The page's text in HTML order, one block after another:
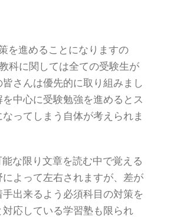
を進めることになりますの
科に関しては全ての受験生が
さんは優先的に取り組みまし
中心に受験勉強を進めるとス
ってしまう自体が考えられま
な限り文章を読む中で覚える
よって左右されますが、差が
出来るよう必須科目の対策を
応している学習塾も限られ